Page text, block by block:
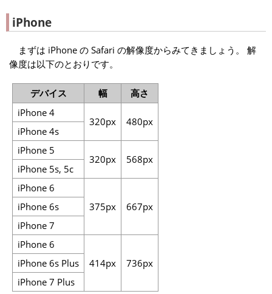
iPhone
まずは iPhone の Safari の解像度からみてきましょう。 解
像度は以下のとおりです。
デバイス 幅
高さ
iPhone 4
320px
480px
iPhone 4s
iPhone 5
320px
568px
iPhone 5s, 5c
iPhone 6
375px
667px
iPhone 6s
iPhone 7
iPhone 6
414px
736px
iPhone 6s Plus
iPhone 7 Plus